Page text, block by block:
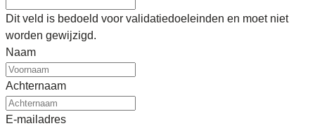
Dit veld is bedoeld voor validatiedoeleinden en moet niet
worden gewijzigd.
Naam
Achternaam
E-mailadres